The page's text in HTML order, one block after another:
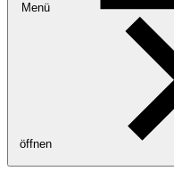
Menü
öffnen